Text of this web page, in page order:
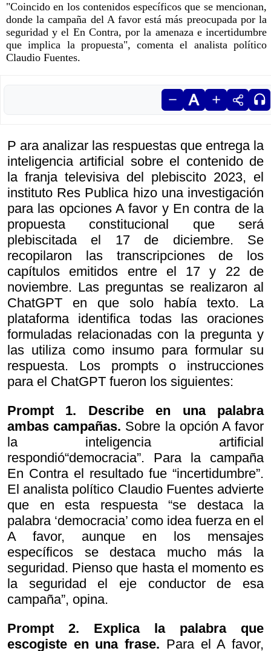
"Coincido en los contenidos específicos que se mencionan,
donde la campaña del A favor está más preocupada por la
seguridad y el En Contra, por la amenaza e incertidumbre
que implica la propuesta", comenta el analista político
Claudio Fuentes.
P ara analizar las respuestas que entrega la
inteligencia artificial sobre el contenido de
la franja televisiva del plebiscito 2023, el
instituto Res Publica hizo una investigación
para las opciones A favor y En contra de la
propuesta constitucional que será
plebiscitada el 17 de diciembre. Se
recopilaron las transcripciones de los
capítulos emitidos entre el 17 y 22 de
noviembre. Las preguntas se realizaron al
ChatGPT en que solo había texto. La
plataforma identifica todas las oraciones
formuladas relacionadas con la pregunta y
las utiliza como insumo para formular su
respuesta. Los prompts o instrucciones
para el ChatGPT fueron los siguientes:
Prompt 1.
Describe en una palabra
ambas campañas. Sobre la opción A favor
la inteligencia artificial
respondió“democracia”. Para la campaña
En Contra el resultado fue “incertidumbre”.
El analista político Claudio Fuentes advierte
que en esta respuesta “se destaca la
palabra ‘democracia’ como idea fuerza en el
A favor, aunque en los mensajes
específicos se destaca mucho más la
seguridad. Pienso que hasta el momento es
la seguridad el eje conductor de esa
campaña”, opina.
Prompt 2.
Explica la palabra que
escogiste en una frase. Para el A favor,